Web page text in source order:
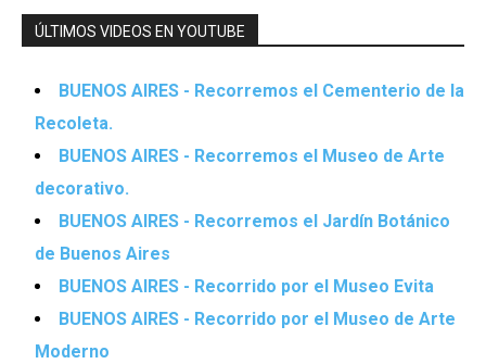
ÚLTIMOS VIDEOS EN YOUTUBE
BUENOS AIRES - Recorremos el Cementerio de la
Recoleta.
BUENOS AIRES - Recorremos el Museo de Arte
decorativo.
BUENOS AIRES - Recorremos el Jardín Botánico
de Buenos Aires
BUENOS AIRES - Recorrido por el Museo Evita
BUENOS AIRES - Recorrido por el Museo de Arte
Moderno